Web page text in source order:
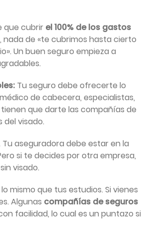
que cubrir el 100% de los gastos
nada de «te cubrimos hasta cierto
Un buen seguro empieza a
Tu seguro debe ofrecerte lo
de cabecera, especialistas,
tienen que darte las compañías de
visado.
Tu aseguradora debe estar en la
si te decides por otra empresa,
visado.
mismo que tus estudios. Si vienes
Algunas compañías de seguros
facilidad, lo cual es un puntazo si